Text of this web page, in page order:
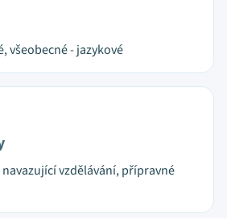
všeobecné - jazykové
vzdělávání, přípravné